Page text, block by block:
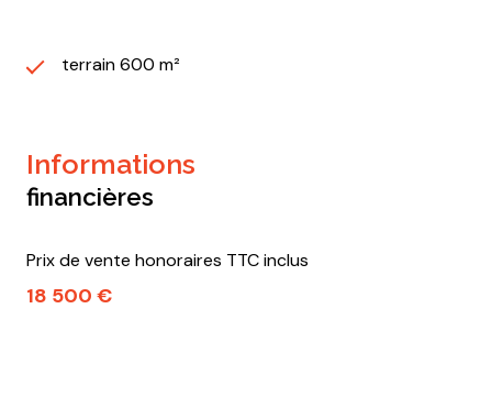
terrain 600 m²
informations
financières
Prix de vente honoraires TTC inclus
18 500 €